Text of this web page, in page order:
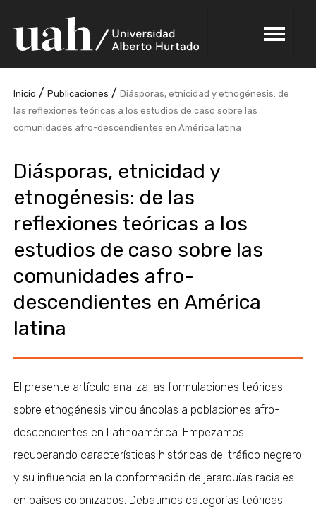
Inicio /Publicaciones /Diásporas, etnicidad y etnogénesis: de
las reflexiones teóricas a los estudios de caso sobre las
comunidades afro-descendientes en América latina
Diásporas, etnicidad y
etnogénesis: de las
reflexiones teóricas a los
estudios de caso sobre las
comunidades afro-
descendientes en América
latina
El presente artículo analiza las formulaciones teóricas
sobre etnogénesis vinculándolas a poblaciones afro-
descendientes en Latinoamérica. Empezamos
recuperando características históricas del tráfico negrero
y su influencia en la conformación de jerarquías raciales
en países colonizados. Debatimos categorías teóricas